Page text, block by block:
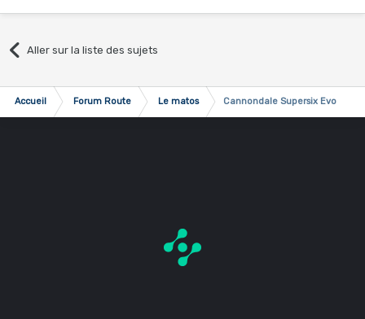
Aller sur la liste des sujets
Accueil Forum Route Le matos Cannondale Supersix Evo